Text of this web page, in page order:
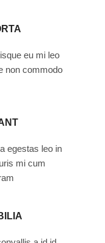
eu mi leo
non commodo
egestas leo in
mi cum